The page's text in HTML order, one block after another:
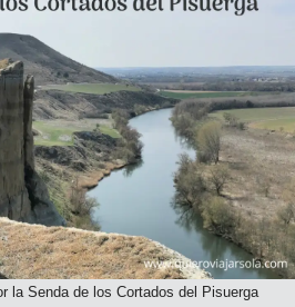
la Senda de los Cortados del Pisuerga